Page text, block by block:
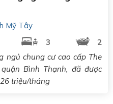
Mỹ Tây
3
2
ngủ chung cư cao cấp The
Bình Thạnh, đã được
triệu/tháng